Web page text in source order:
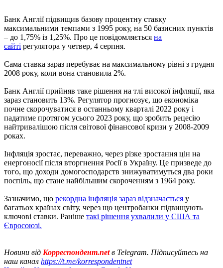
Банк Англії підвищив базову процентну ставку
максимальними темпами з 1995 року, на 50 базисних пунктів
– до 1,75% із 1,25%. Про це повідомляється на
сайті регулятора у четвер, 4 серпня.
Сама ставка зараз перебуває на максимальному рівні з грудня
2008 року, коли вона становила 2%.
Банк Англії прийняв таке рішення на тлі високої інфляції, яка
зараз становить 13%. Регулятор прогнозує, що економіка
почне скорочуватися в останньому кварталі 2022 року і
падатиме протягом усього 2023 року, що зробить рецесію
найтривалішою після світової фінансової кризи у 2008-2009
роках.
Інфляція зростає, переважно, через різке зростання цін на
енергоносії після вторгнення Росії в Україну. Це призведе до
того, що доходи домогосподарств знижуватимуться два роки
поспіль, що стане найбільшим скороченням з 1964 року.
Зазначимо, що рекордна інфляція зараз відзначається у
багатьох країнах світу, через що центробанки підвищують
ключові ставки. Раніше такі рішення ухвалили у США та
Євросоюзі.
Новини від Корреспондент.netв Telegram. Підписуйтесь на
наш канал https://t.me/korrespondentnet